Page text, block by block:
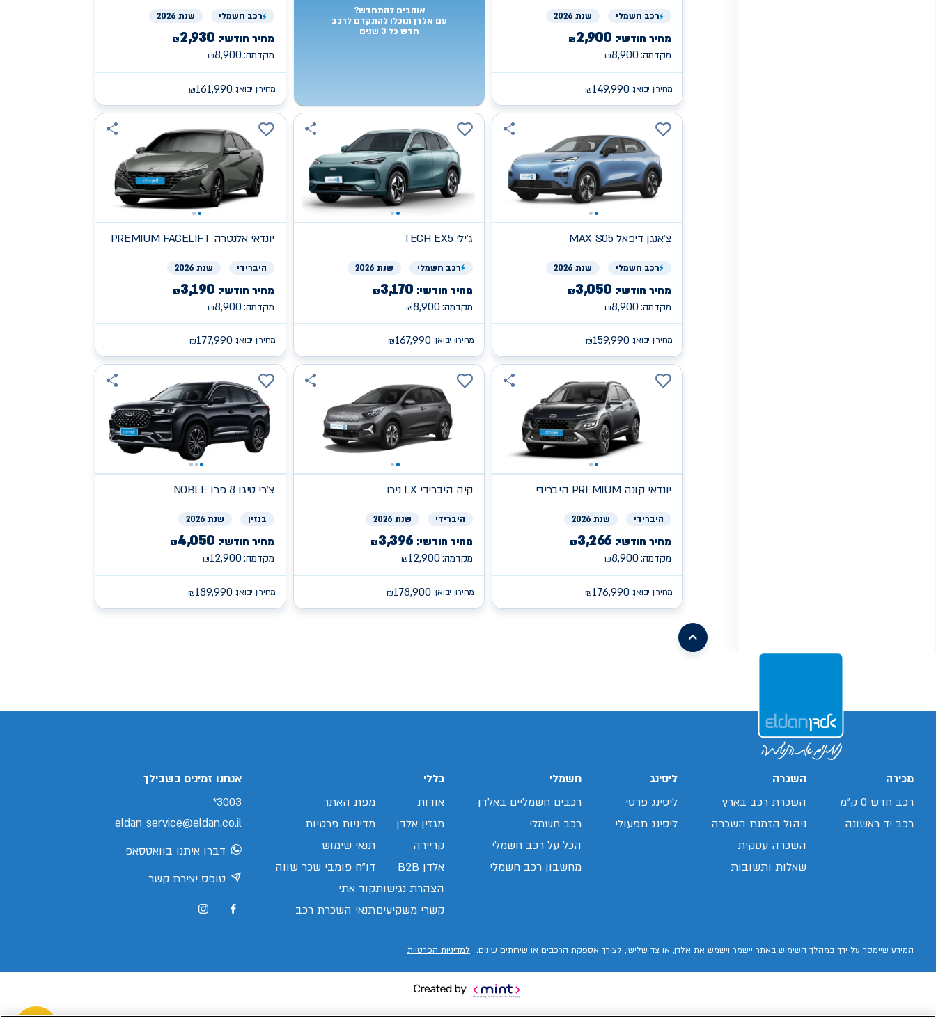
רכב חשמלי שנת 2026
מחיר חודשי: ₪2,900
מקדמה: ₪8,900
מחירון יבואן: ₪149,990
אוהבים להתחדש?
עם אלדן תוכלו להתקדם לרכב
חדש כל 3 שנים
רכב חשמלי שנת 2026
מחיר חודשי: ₪2,930
מקדמה: ₪8,900
מחירון יבואן: ₪161,990
צ'אנגן MAX S05 דיפאל
רכב חשמלי שנת 2026
מחיר חודשי: ₪3,050
מקדמה: ₪8,900
מחירון יבואן: ₪159,990
ג'ילי TECH EX5
רכב חשמלי שנת 2026
מחיר חודשי: ₪3,170
מקדמה: ₪8,900
מחירון יבואן: ₪167,990
יונדאיPREMIUM FACELIFT אלנטרה
היברידי שנת 2026
מחיר חודשי: ₪3,190
מקדמה: ₪8,900
מחירון יבואן: ₪177,990
יונדאיקונה PREMIUM היברידי
היברידי שנת 2026
מחיר חודשי: ₪3,266
מקדמה: ₪8,900
מחירון יבואן: ₪176,990
קיה היברידי LX נירו
היברידי שנת 2026
מחיר חודשי: ₪3,396
מקדמה: ₪12,900
מחירון יבואן: ₪178,900
צ'ריNOBLE טיגו 8 פרו
בנזין שנת 2026
מחיר חודשי: ₪4,050
מקדמה: ₪12,900
מחירון יבואן: ₪189,990
/search/leasing/88/1088/3/2026/צ'אנגן-דיפאל-
s05/search/leasing/66/1070/8/2026/ג'ילי-
ex5/search/leasing/35/379/432/2026/יונדאי-אלנטרה
מכירה
רכב חדש 0 ק"מ
רכב יד ראשונה
השכרה
השכרת רכב בארץ
ניהול הזמנת השכרה
השכרה עסקית
שאלות ותשובות
ליסינג
ליסינג פרטי
ליסינג תפעולי
חשמלי
רכבים חשמליים באלדן
רכב חשמלי
הכל על רכב חשמלי
מחשבון רכב חשמלי
כללי
אודות
מגזין אלדן
קריירה
אלדן B2B
הצהרת נגישות
קשרי משקיעים
מפת האתר
מדיניות פרטיות
תנאי שימוש
דו"ח פומבי שכר שווה
קוד אתי
תנאי השכרת רכב
אנחנו זמינים בשבילך
3003*
eldan_service@eldan.co.il
דברו איתנו בוואטסאפ
טופס יצירת קשר
המידע שיימסר על ידך במהלך השימוש באתר יישמר וישמש את אלדן, או צד שלישי, לצורך אספקת הרכבים או שירותים שונים. למדיניות הפרטיות